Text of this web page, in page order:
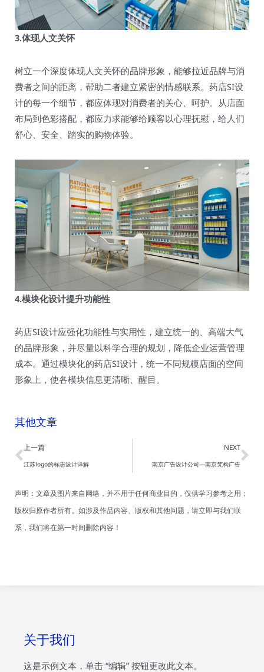
3.体现人文关怀
树立一个深度体现人文关怀的品牌形象，能够拉近品牌与消
费者之间的距离，帮助二者建立紧密的情感联系。药店SI设
计的每一个细节，都应体现对消费者的关心、呵护。从店面
布局到色彩搭配，都应力求能够给顾客以心理抚慰，给人们
舒心、安全、踏实的购物体验。
4.模块化设计提升功能性
药店SI设计应强化功能性与实用性，建立统一的、高端大气
的品牌形象，并尽量以科学合理的规划，降低企业运营管理
成本。通过模块化的药店SI设计，统一不同规模店面的空间
形象上，使各模块信息更清晰、醒目。
其他文章
Prev
上一篇
江苏logo的标志设计详解
NEXT
南京广告设计公司—南京梵构广告
声明：文章及图片来自网络，并不用于任何商业目的，仅供学习参考之用；
版权归原作者所有。如涉及作品内容、版权和其他问题，请立即与我们联
系，我们将在第一时间删除内容！
关于我们
这是示例文本，单击 “编辑” 按钮更改此文本。